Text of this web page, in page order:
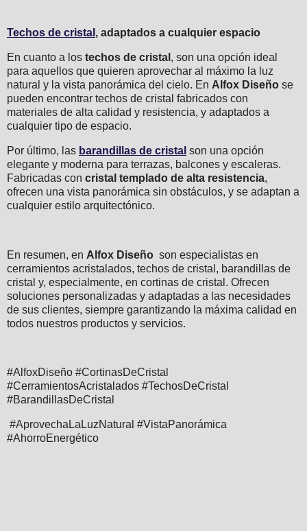
Techos de cristal , adaptados a cualquier espacio
En cuanto a los techos de cristal , son una opción ideal
para aquellos que quieren aprovechar al máximo la luz
natural y la vista panorámica del cielo. En Alfox Diseño se
pueden encontrar techos de cristal fabricados con
materiales de alta calidad y resistencia, y adaptados a
cualquier tipo de espacio.
Por último, las barandillas de cristal son una opción
elegante y moderna para terrazas, balcones y escaleras.
Fabricadas con cristal templado de alta resistencia,
ofrecen una vista panorámica sin obstáculos, y se adaptan a
cualquier estilo arquitectónico.
En resumen, en Alfox Diseño son especialistas en
cerramientos acristalados, techos de cristal, barandillas de
cristal y, especialmente, en cortinas de cristal. Ofrecen
soluciones personalizadas y adaptadas a las necesidades
de sus clientes, siempre garantizando la máxima calidad en
todos nuestros productos y servicios.
#AlfoxDiseño #CortinasDeCristal
#CerramientosAcristalados #TechosDeCristal
#BarandillasDeCristal
#AprovechaLaLuzNatural #VistaPanorámica
#AhorroEnergético